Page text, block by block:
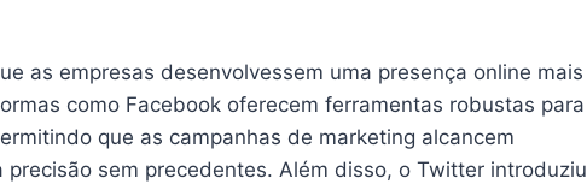
as empresas desenvolvessem uma presença online mais
como Facebook oferecem ferramentas robustas para
que as campanhas de marketing alcancem
precisão sem precedentes. Além disso, o Twitter introduziu